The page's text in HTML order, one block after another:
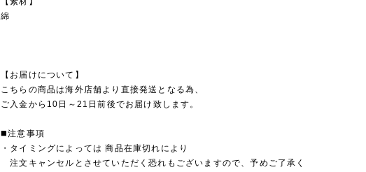
綿
【お届けについて】
こちらの商品は海外店舗より直接発送となる為、
ご入金から10日～21日前後でお届け致します。
◼️注意事項
・タイミングによっては 商品在庫切れにより
注文キャンセルとさせていただく恐れもございますので、予めご了承く